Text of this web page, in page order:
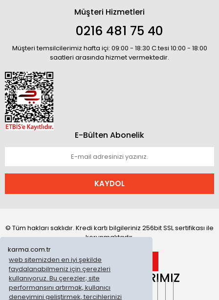
karma.com.tr
web sitemizden en iyi şekilde
faydalanabilmeniz için çerezleri
kullanıyoruz. Bu çerezler; site
performansını artırmak, kullanıcı
deneyimini geliştirmek, tercihlerinizi
Müşteri Hizmetleri
0216 481 75 40
Müşteri temsilcilerimiz hafta içi: 09:00 - 18:30 C.tesi 10:00 - 18:00
saatleri arasında hizmet vermektedir.
E-Bülten Abonelik
KAYDOL
© Tüm hakları saklıdır. Kredi kartı bilgileriniz 256bit SSL sertifikası ile
korunmaktadır.
ONLİNE MAĞAZALARIMIZ